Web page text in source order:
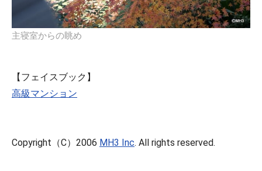
主寝室からの眺め
【フェイスブック】
高級マンション
Copyright（C）2006 MH3 Inc. All rights reserved.